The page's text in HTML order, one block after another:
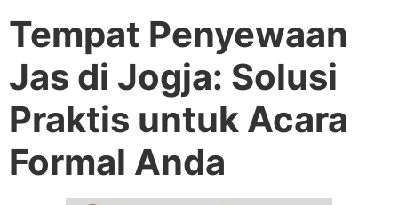
Tempat Penyewaan
Jas di Jogja: Solusi
Praktis untuk Acara
Formal Anda